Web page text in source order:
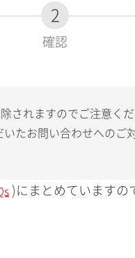
2
確認
されますのでご注意くだ
いたお問い合わせへのご
)にまとめていますの